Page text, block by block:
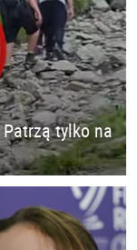
Patrzą tylko na